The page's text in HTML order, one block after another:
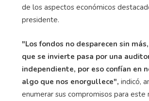
de los aspectos económicos
presidente.
"Los fondos no desparecen sin
que se invierte pasa por una
independiente, por eso confían en
algo que nos enorgullece", indicó,
enumerar sus compromisos para este